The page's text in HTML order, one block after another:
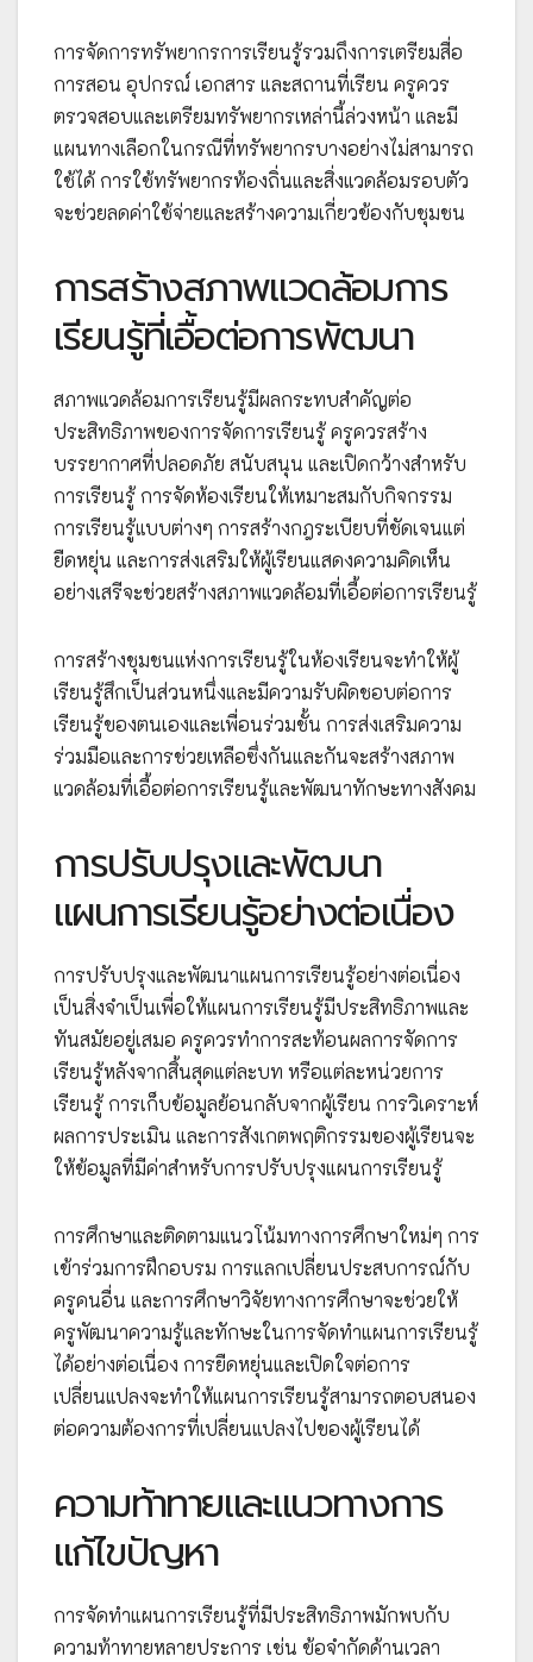
การจัดการทรัพยากรการเรียนรู้รวมถึงการเตรียมสื่อ
การสอน อุปกรณ์ เอกสาร และสถานที่เรียน ครูควร
ตรวจสอบและเตรียมทรัพยากรเหล่านี้ล่วงหน้า และมี
แผนทางเลือกในกรณีที่ทรัพยากรบางอย่างไม่สามารถ
ใช้ได้ การใช้ทรัพยากรท้องถิ่นและสิ่งแวดล้อมรอบตัว
จะช่วยลดค่าใช้จ่ายและสร้างความเกี่ยวข้องกับชุมชน
การสร้างสภาพแวดล้อมการ
เรียนรู้ที่เอื้อต่อการพัฒนา
สภาพแวดล้อมการเรียนรู้มีผลกระทบสำคัญต่อ
ประสิทธิภาพของการจัดการเรียนรู้ ครูควรสร้าง
บรรยากาศที่ปลอดภัย สนับสนุน และเปิดกว้างสำหรับ
การเรียนรู้ การจัดห้องเรียนให้เหมาะสมกับกิจกรรม
การเรียนรู้แบบต่างๆ การสร้างกฎระเบียบที่ชัดเจนแต่
ยืดหยุ่น และการส่งเสริมให้ผู้เรียนแสดงความคิดเห็น
อย่างเสรีจะช่วยสร้างสภาพแวดล้อมที่เอื้อต่อการเรียนรู้
การสร้างชุมชนแห่งการเรียนรู้ในห้องเรียนจะทำให้ผู้
เรียนรู้สึกเป็นส่วนหนึ่งและมีความรับผิดชอบต่อการ
เรียนรู้ของตนเองและเพื่อนร่วมชั้น การส่งเสริมความ
ร่วมมือและการช่วยเหลือซึ่งกันและกันจะสร้างสภาพ
แวดล้อมที่เอื้อต่อการเรียนรู้และพัฒนาทักษะทางสังคม
การปรับปรุงและพัฒนา
แผนการเรียนรู้อย่างต่อเนื่อง
การปรับปรุงและพัฒนาแผนการเรียนรู้อย่างต่อเนื่อง
เป็นสิ่งจำเป็นเพื่อให้แผนการเรียนรู้มีประสิทธิภาพและ
ทันสมัยอยู่เสมอ ครูควรทำการสะท้อนผลการจัดการ
เรียนรู้หลังจากสิ้นสุดแต่ละบท หรือแต่ละหน่วยการ
เรียนรู้ การเก็บข้อมูลย้อนกลับจากผู้เรียน การวิเคราะห์
ผลการประเมิน และการสังเกตพฤติกรรมของผู้เรียนจะ
ให้ข้อมูลที่มีค่าสำหรับการปรับปรุงแผนการเรียนรู้
การศึกษาและติดตามแนวโน้มทางการศึกษาใหม่ๆ การ
เข้าร่วมการฝึกอบรม การแลกเปลี่ยนประสบการณ์กับ
ครูคนอื่น และการศึกษาวิจัยทางการศึกษาจะช่วยให้
ครูพัฒนาความรู้และทักษะในการจัดทำแผนการเรียนรู้
ได้อย่างต่อเนื่อง การยืดหยุ่นและเปิดใจต่อการ
เปลี่ยนแปลงจะทำให้แผนการเรียนรู้สามารถตอบสนอง
ต่อความต้องการที่เปลี่ยนแปลงไปของผู้เรียนได้
ความท้าทายและแนวทางการ
แก้ไขปัญหา
การจัดทำแผนการเรียนรู้ที่มีประสิทธิภาพมักพบกับ
ความท้าทายหลายประการ เช่น ข้อจำกัดด้านเวลา